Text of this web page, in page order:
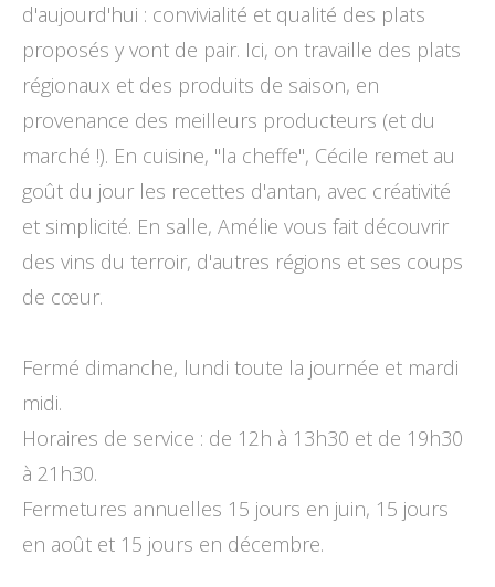
d'aujourd'hui : convivialité et qualité des plats
proposés y vont de pair. Ici, on travaille des plats
régionaux et des produits de saison, en
provenance des meilleurs producteurs (et du
marché !). En cuisine, "la cheffe", Cécile remet au
goût du jour les recettes d'antan, avec créativité
et simplicité. En salle, Amélie vous fait découvrir
des vins du terroir, d'autres régions et ses coups
de cœur.
Fermé dimanche, lundi toute la journée et mardi
midi.
Horaires de service : de 12h à 13h30 et de 19h30
à 21h30.
Fermetures annuelles 15 jours en juin, 15 jours
en août et 15 jours en décembre.